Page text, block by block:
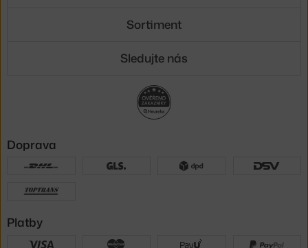
Sortiment
Sledujte nás
Doprava
Platby